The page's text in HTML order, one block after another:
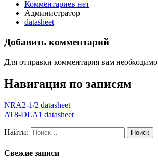
Комментариев нет
Администратор
datasheet
Добавить комментарий
Для отправки комментария вам необходимо
Навигация по записям
NRA2-1/2 datasheet
AT8-DLA1 datasheet
Найти:
Свежие записи